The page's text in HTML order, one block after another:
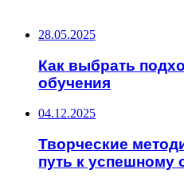
28.05.2025
Как выбрать
обучения
04.12.2025
Творческие
путь к успешному